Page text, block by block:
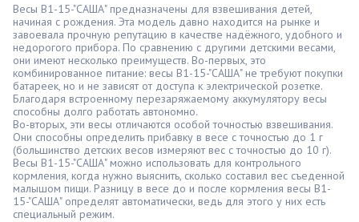
Весы В1-15-"САША" предназначены для взвешивания детей,
начиная с рождения. Эта модель давно находится на рынке и
завоевала прочную репутацию в качестве надёжного, удобного и
недорогого прибора. По сравнению с другими детскими весами,
они имеют несколько преимуществ. Во-первых, это
комбинированное питание: весы В1-15-"САША" не требуют покупки
батареек, но и не зависят от доступа к электрической розетке.
Благодаря встроенному перезаряжаемому аккумулятору весы
способны долго работать автономно.
Во-вторых, эти весы отличаются особой точностью взвешивания.
Они способны определить прибавку в весе с точностью до 1 г
(большинство детских весов измеряют вес с точностью до 10 г).
Весы В1-15-"САША" можно использовать для контрольного
кормления, когда нужно выяснить, сколько составил вес съеденной
малышом пищи. Разницу в весе до и после кормления весы В1-
15-"САША" определят автоматически, ведь для этого у них есть
специальный режим.